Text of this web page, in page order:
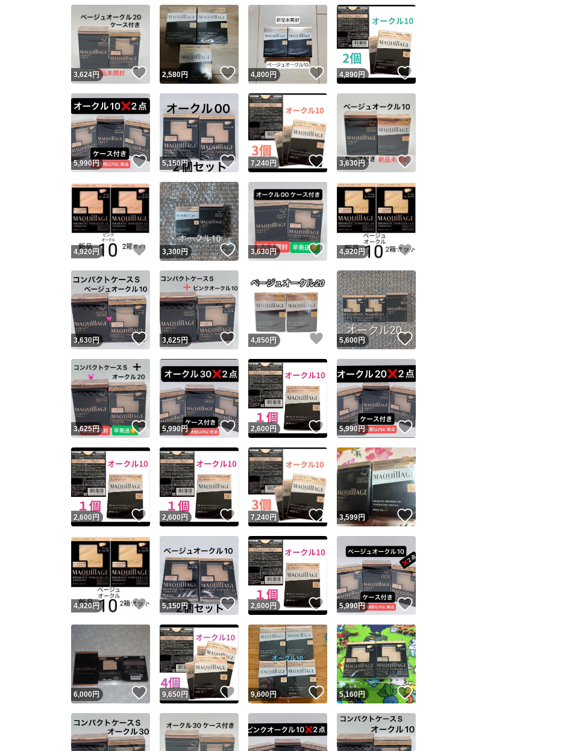
スピード&安心発送
※このバッジは実績に基づく表示であり、発送を保証しているものではありません
スピード＆安心発送
このユーザーは高頻度で24時間以内＆設定した発送日数内に発送してい
ます
スピード発送 このユーザーは高頻度で24時間以内に発送しています
安心発送 このユーザーは設定した発送日数内に発送しています
3,624円 いいね！
2,580円 いいね！
4,800円 いいね！
4,890 円
5,990円 いいね！
5,150円 いいね！
7,240 円 いいね！
3,630円
4,920円 いいね！
3,300円 いいね！
3,630円 いいね！
4,920円 いいね！
3,630円 いいね！
3,625円 いいね！
4,850 円 いいね！
5,600円 いいね！
3,625円 いいね！
5,990円 いいね！
2,600 円 いいね！
5,990円 いいね！
2,600 円 いいね！
2,600 円 いいね！
7,240 円 いいね！
3,599円 いいね！
4,920円 いいね！
5,150円 いいね！
2,600 円 いいね！
5,990円 いいね！
6,000円 いいね！
9,650 円 いいね！
9,600円 いいね！
5,160円 いいね！